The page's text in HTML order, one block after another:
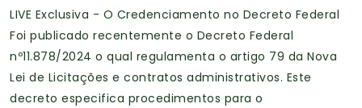
LIVE Exclusiva - O Credenciamento no Decreto Federal
Foi publicado recentemente o Decreto Federal
nº11.878/2024 o qual regulamenta o artigo 79 da Nova
Lei de Licitações e contratos administrativos. Este
decreto especifica procedimentos para o